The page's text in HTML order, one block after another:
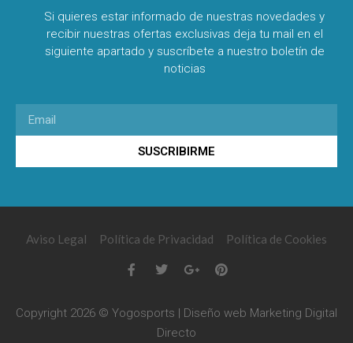
Si quieres estar informado de nuestras novedades y
recibir nuestras ofertas exclusivas deja tu mail en el
siguiente apartado y suscríbete a nuestro boletín de
noticias
SUSCRIBIRME
Aviso Legal Política de Privacidad Política de Cookies
Copyright 2026 © Yogosports | Diseño web Marketing Digital
Directo